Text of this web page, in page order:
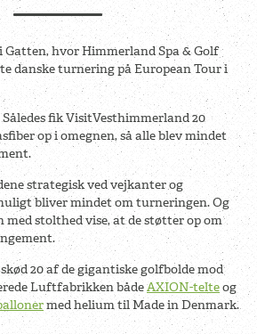
Gatten, hvor Himmerland Spa & Golf
danske turnering på European Tour i
fik VisitVesthimmerland 20
op i omegnen, så alle blev mindet
strategisk ved vejkanter og
bliver mindet om turneringen. Og
med stolthed vise, at de støtter op om
20 af de gigantiske golfbolde mod
Luftfabrikken bådeAXION-telteog
med helium til Made in Denmark.